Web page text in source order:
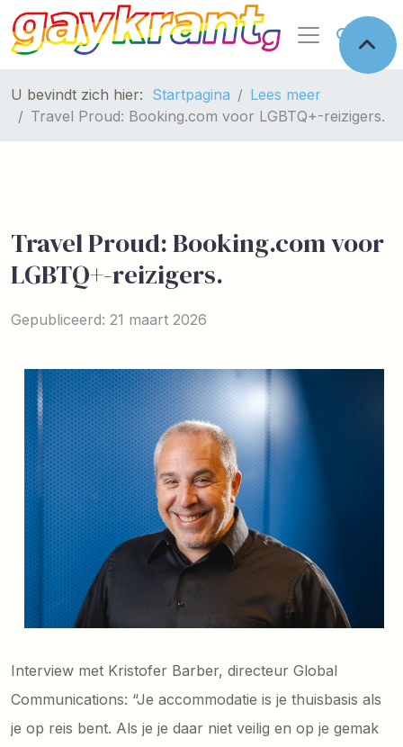
U bevindt zich hier: Startpagina
Lees meer
Travel Proud: Booking.com voor LGBTQ+-reizigers.
Travel Proud: Booking.com voor
LGBTQ+-reizigers.
Gepubliceerd: 21 maart 2026
Interview met Kristofer Barber, directeur Global
Communications: “Je accommodatie is je thuisbasis als
je op reis bent. Als je je daar niet veilig en op je gemak